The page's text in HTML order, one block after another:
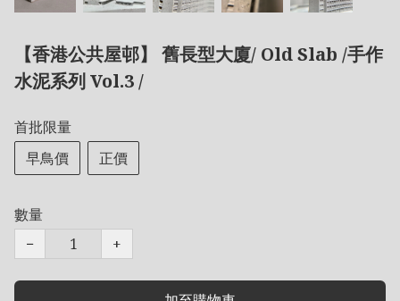
【香港公共屋邨】 舊長型大廈/ Old Slab /手作
水泥系列 Vol.3 /
首批限量
早鳥價
正價
數量
−
+